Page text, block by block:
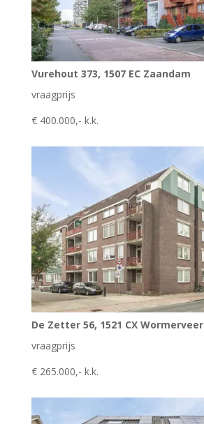
Vurehout 373, 1507 EC Zaandam
vraagprijs
€ 400.000,- k.k.
De Zetter 56, 1521 CX Wormerveer
vraagprijs
€ 265.000,- k.k.